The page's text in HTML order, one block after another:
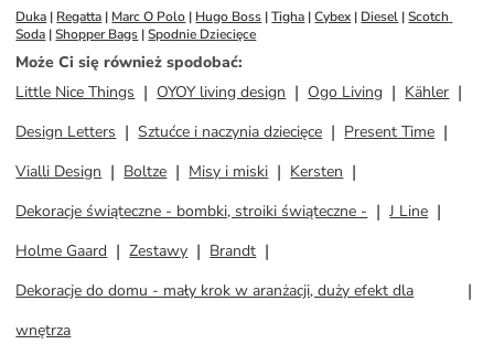
Duka | Regatta | Marc O Polo | Hugo Boss | Tigha | Cybex | Diesel | Scotch
Soda | Shopper Bags | Spodnie Dziecięce
Może Ci się również spodobać:
Little Nice Things
OYOY living design Ogo Living
Kähler
Design Letters
Sztućce i naczynia dziecięce
Present Time
Vialli Design
Boltze Misy i miski
Kersten
Dekoracje świąteczne - bombki, stroiki świąteczne -
J Line
Holme Gaard
Zestawy
Brandt
Dekoracje do domu - mały krok w aranżacji, duży efekt dla
wnętrza